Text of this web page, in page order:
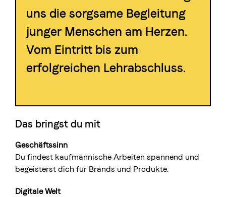
uns die sorgsame Begleitung
junger Menschen am Herzen.
Vom Eintritt bis zum
erfolgreichen Lehrabschluss.
Das bringst du mit
Geschäftssinn
Du findest kaufmännische Arbeiten spannend und
begeisterst dich für Brands und Produkte.
Digitale Welt